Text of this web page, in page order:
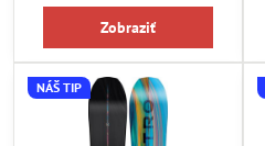
Zobraziť
NÁŠ TIP